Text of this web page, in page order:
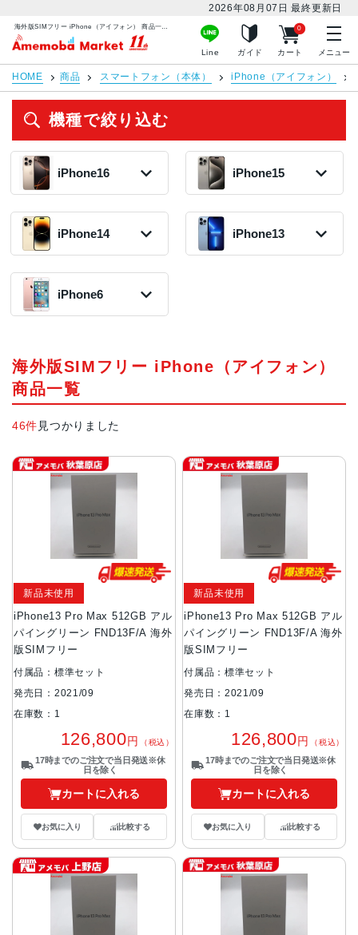
2026年08月07日 最終更新日
アメモバマーケット
Line ガイド カート
0
メニュー
HOME 商品 スマートフォン（本体） iPhone（アイフォン）
機種で絞り込む
iPhone16
iPhone16 Pro
2024年モデル
126,800円〜
iPhone15
iPhone15 Pro
2023年モデル
85,800円〜
iPhone14
iPhone14 Pro
2022年モデル
57,300円〜
2022年モデル
90,000円〜
在庫数:1
iPhone13
2021年モデル
49,800円〜
在庫数:1
iPhone6
12,000円〜
在庫数:1
海外版SIMフリー iPhone（アイフォン）
商品一覧
46件 見つかりました
iPhone13 Pro Max 512GB アル
パイングリーン FND13F/A 海外
版SIMフリー
新品未使用
付属品：標準セット
発売日：2021/09
在庫数：1
126,800円 （税込）
17時までのご注文で当日発送※休
日を除く
カートに入れる
お気に入り 比較する
iPhone13 Pro Max 512GB アル
パイングリーン FND13F/A 海外
版SIMフリー
新品未使用
付属品：標準セット
発売日：2021/09
在庫数：1
126,800円 （税込）
17時までのご注文で当日発送※休
日を除く
カートに入れる
お気に入り 比較する